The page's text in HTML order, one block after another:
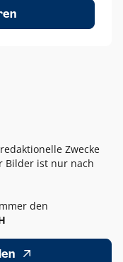
von jeweils einer
Richtungen
Zwecke
Bilder ist nur nach
den